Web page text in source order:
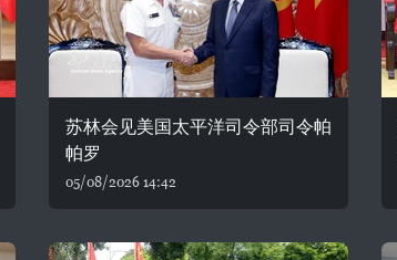
苏林会见美国太平洋司令部司令帕
帕罗
05/08/2026 14:42